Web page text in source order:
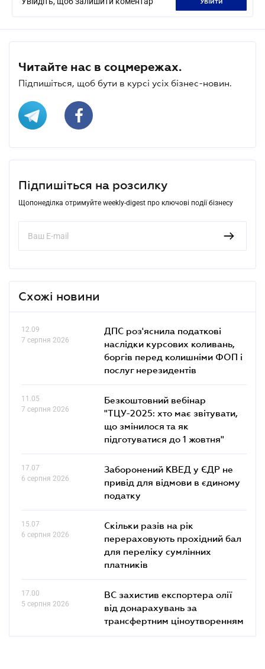
Читайте нас в соцмережах.
Підпишіться, щоб бути в курсі усіх бізнес-новин.
Підпишіться на розсилку
Щопонеділка отримуйте weekly-digest про ключові події бізнесу
Схожі новини
12.09
7 серпня 2026
ДПС роз'яснила податкові
наслідки курсових коливань,
боргів перед колишніми ФОП і
послуг нерезидентів
11.05
7 серпня 2026
Безкоштовний вебінар
"ТЦУ-2025: хто має звітувати,
що змінилося та як
підготуватися до 1 жовтня"
17.07
6 серпня 2026
Заборонений КВЕД у ЄДР не
привід для відмови в єдиному
податку
15.07
6 серпня 2026
Скільки разів на рік
перераховують прохідний бал
для переліку сумлінних
платників
17.00
5 серпня 2026
ВС захистив експортера олії
від донарахувань за
трансфертним ціноутворенням